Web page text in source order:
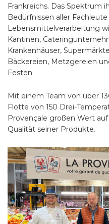
Frankreichs. Das Spektrum
Bedürfnissen aller
Lebensmittelverarbeitung
Kantinen,
Krankenhäuser,
Bäckereien, Metzgereien
Festen.
Mit einem Team von über
Flotte von 150 Drei-
Provençale großen Wert
Qualität seiner Produkte.